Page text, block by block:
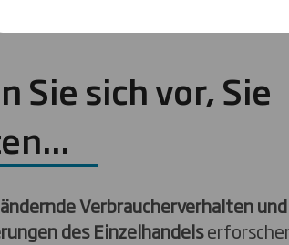
Sie sich vor, Sie
ändernde Verbraucherverhalten
des Einzelhandels